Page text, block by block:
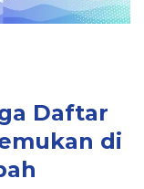
Daftar
di